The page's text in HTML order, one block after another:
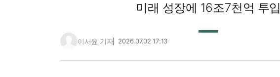
미래 성장에 16조7천억 투입
이서윤 기자 2026.07.02 17:13